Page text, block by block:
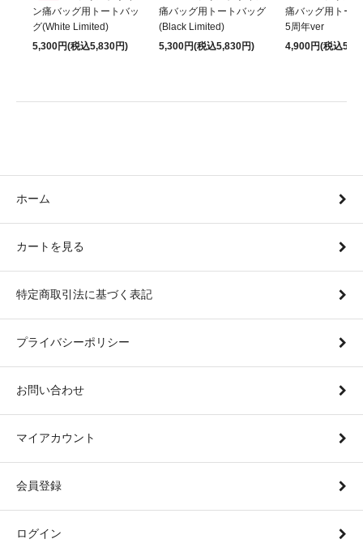
ン痛バッグ用トートバッ
グ(White Limited)
5,300円(税込5,830円)
痛バッグ用トートバッグ
(Black Limited)
5,300円(税込5,830円)
痛バッグ用トー
5周年ver
4,900円(税込
ホーム
カートを見る
特定商取引法に基づく表記
プライバシーポリシー
お問い合わせ
マイアカウント
会員登録
ログイン